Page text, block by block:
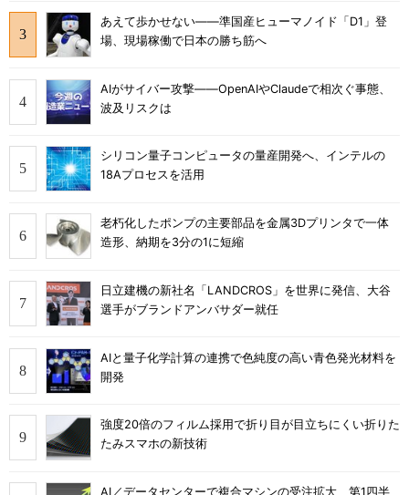
あえて歩かせない――準国産ヒューマノイド「D1」登
場、現場稼働で日本の勝ち筋へ
AIがサイバー攻撃――OpenAIやClaudeで相次ぐ事態、
波及リスクは
シリコン量子コンピュータの量産開発へ、インテルの
18Aプロセスを活用
老朽化したポンプの主要部品を金属3Dプリンタで一体
造形、納期を3分の1に短縮
日立建機の新社名「LANDCROS」を世界に発信、大谷
選手がブランドアンバサダー就任
AIと量子化学計算の連携で色純度の高い青色発光材料を
開発
強度20倍のフィルム採用で折り目が目立ちにくい折りた
たみスマホの新技術
AI／データセンターで複合マシンの受注拡大、第1四半